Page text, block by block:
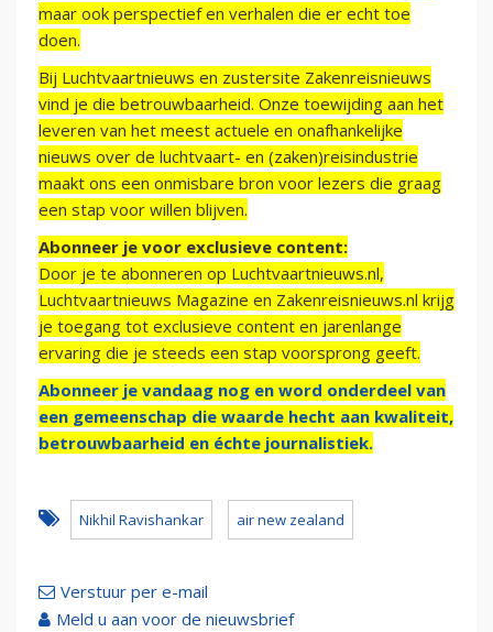
maar ook perspectief en verhalen die er echt toe
doen.
Bij Luchtvaartnieuws en zustersite Zakenreisnieuws
vind je die betrouwbaarheid. Onze toewijding aan het
leveren van het meest actuele en onafhankelijke
nieuws over de luchtvaart- en (zaken)reisindustrie
maakt ons een onmisbare bron voor lezers die graag
een stap voor willen blijven.
Abonneer je voor exclusieve content:
Door je te abonneren op Luchtvaartnieuws.nl,
Luchtvaartnieuws Magazine en Zakenreisnieuws.nl krijg
je toegang tot exclusieve content en jarenlange
ervaring die je steeds een stap voorsprong geeft.
Abonneer je vandaag nog en word onderdeel van
een gemeenschap die waarde hecht aan kwaliteit,
betrouwbaarheid en échte journalistiek.
Nikhil Ravishankar air new zealand
Verstuur per e-mail
Meld u aan voor de nieuwsbrief